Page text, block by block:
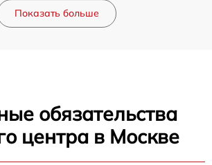
Показать больше
обязательства
центра в Москве